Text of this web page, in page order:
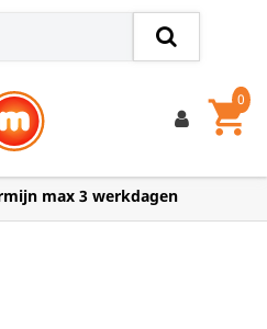
shopping_cart
0
max 3 werkdagen